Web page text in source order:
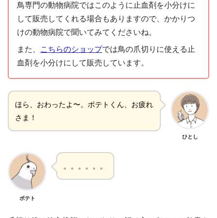
鳥専門の動物病院ではこのように止血剤を小分けに
して販売してくれる場合もありますので、かかりつ
けの動物病院で聞いてみてくださいね。
また、 こちらのショップでは鳥の爪切りに使える止
血剤を小分けにして販売しています。
ほら、おわったよ〜。ポテトくん、お疲れ
さま！
ひとし
ポテト
。。。。。。